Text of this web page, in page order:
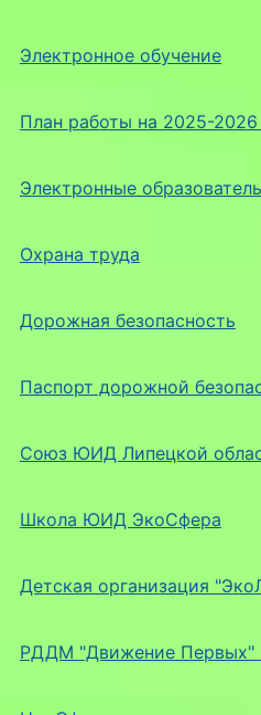
Электронное обучение
План работы на 2025-2026
Электронные
Охрана труда
Дорожная безопасность
Паспорт дорожной
Союз ЮИД Липецкой
Школа ЮИД ЭкоСфера
Детская организация
РДДМ "Движение Первых"